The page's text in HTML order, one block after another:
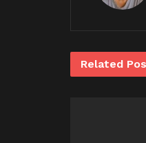
Related